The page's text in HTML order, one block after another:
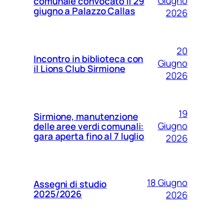
giugno a Palazzo Callas
2026
Incontro in biblioteca con
il Lions Club Sirmione
20
Giugno
2026
Sirmione, manutenzione
delle aree verdi comunali:
gara aperta fino al 7 luglio
19
Giugno
2026
Assegni di studio
2025/2026
18 Giugno
2026